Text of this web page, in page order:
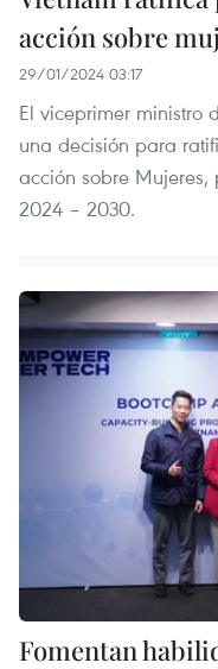
acción sobre
29/01/2024 03:17
El viceprimer ministro
una decisión para
acción sobre
2024 – 2030.
Fomentan